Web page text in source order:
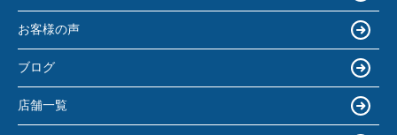
お客様の声
ブログ
店舗一覧